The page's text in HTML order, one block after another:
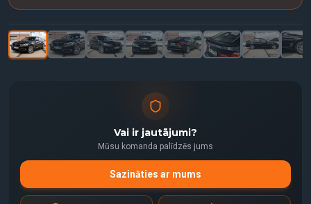
1/33
Vai ir jautājumi?
Mūsu komanda palīdzēs jums
Sazināties ar mums